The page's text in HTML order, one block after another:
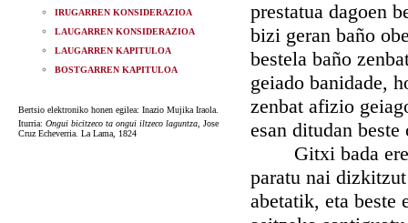
IRUGARREN KONSIDERAZIOA
LAUGARREN KONSIDERAZIOA
LAUGARREN KAPITULOA
BOSTGARREN KAPITULOA
Bertsio elektroniko honen egilea: Inazio Mujika Iraola.
Iturria: Ongui bicitzeco ta ongui iltzeco laguntza , Jose
Cruz Echeverria. La Lama, 1824
prestatua dagoen
bizi geran baño
bestela baño
geiado banidade,
zenbat afizio
esan ditudan
Gitxi bada ere
paratu nai
abetatik, eta beste